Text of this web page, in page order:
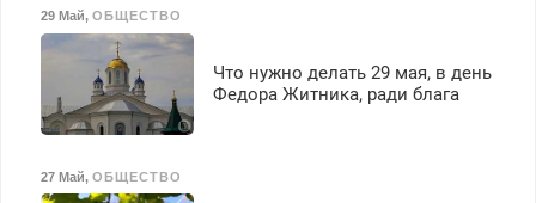
29 Май, ОБЩЕСТВО
Что нужно делать 29 мая, в день
Федора Житника, ради блага
27 Май, ОБЩЕСТВО